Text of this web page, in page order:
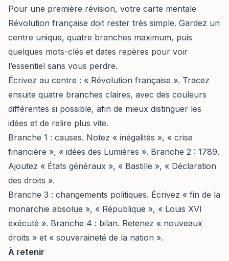
Pour une première révision, votre carte mentale
Révolution française doit rester très simple. Gardez un
centre unique, quatre branches maximum, puis
quelques mots-clés et dates repères pour voir
l’essentiel sans vous perdre.
Écrivez au centre : « Révolution française ». Tracez
ensuite quatre branches claires, avec des couleurs
différentes si possible, afin de mieux distinguer les
idées et de relire plus vite.
Branche 1 : causes. Notez « inégalités », « crise
financière », « idées des Lumières ». Branche 2 : 1789.
Ajoutez « États généraux », « Bastille », « Déclaration
des droits ».
Branche 3 : changements politiques. Écrivez « fin de la
monarchie absolue », « République », « Louis XVI
exécuté ». Branche 4 : bilan. Retenez « nouveaux
droits » et « souveraineté de la nation ».
À retenir